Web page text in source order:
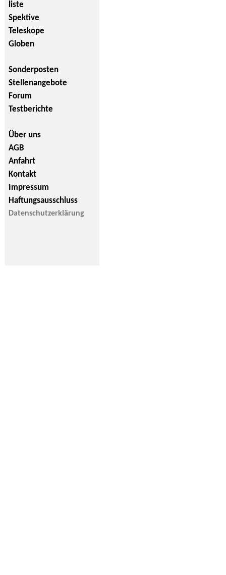
liste
Spektive
Teleskope
Globen
Sonderposten
Stellenangebote
Forum
Testberichte
Über uns
AGB
Anfahrt
Kontakt
Impressum
Haftungsausschluss
Datenschutzerklärung